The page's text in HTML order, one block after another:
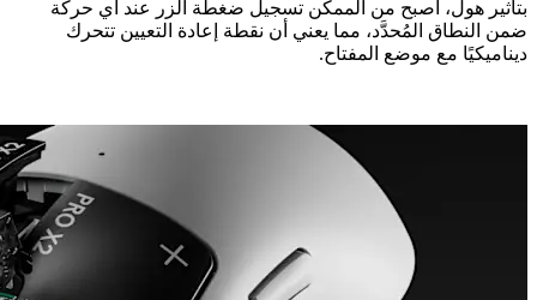
بتأثير هول، أصبح من الممكن تسجيل ضغطة الزر عند أي حركة
ضمن النطاق المُحدَّد، مما يعني أن نقطة إعادة التعيين تتحرك
ديناميكيًا مع موضع المفتاح.